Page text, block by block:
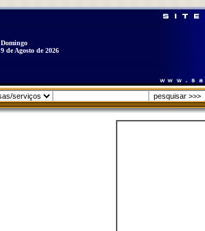
Domingo
9 de Agosto de 2026